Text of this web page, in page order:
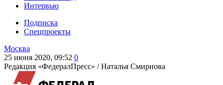
Интервью
Подписка
Спецпроекты
Москва
25 июня 2020, 09:52 0
Редакция «ФедералПресс» /Наталья Смирнова